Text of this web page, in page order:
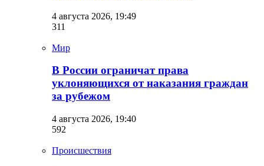
4 августа 2026, 19:49
311
Мир
В России ограничат права
уклоняющихся от наказания граждан
за рубежом
4 августа 2026, 19:40
592
Происшествия